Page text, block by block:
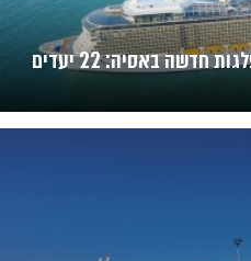
רויאל קריביאן משיקה עונת הפלגות חדשה באסיה: 22 יעדים